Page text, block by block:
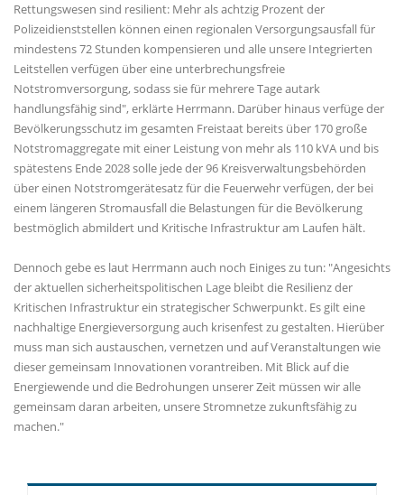
Rettungswesen sind resilient: Mehr als achtzig Prozent der
Polizeidienststellen können einen regionalen Versorgungsausfall für
mindestens 72 Stunden kompensieren und alle unsere Integrierten
Leitstellen verfügen über eine unterbrechungsfreie
Notstromversorgung, sodass sie für mehrere Tage autark
handlungsfähig sind", erklärte Herrmann. Darüber hinaus verfüge der
Bevölkerungsschutz im gesamten Freistaat bereits über 170 große
Notstromaggregate mit einer Leistung von mehr als 110 kVA und bis
spätestens Ende 2028 solle jede der 96 Kreisverwaltungsbehörden
über einen Notstromgerätesatz für die Feuerwehr verfügen, der bei
einem längeren Stromausfall die Belastungen für die Bevölkerung
bestmöglich abmildert und Kritische Infrastruktur am Laufen hält.
Dennoch gebe es laut Herrmann auch noch Einiges zu tun: "Angesichts
der aktuellen sicherheitspolitischen Lage bleibt die Resilienz der
Kritischen Infrastruktur ein strategischer Schwerpunkt. Es gilt eine
nachhaltige Energieversorgung auch krisenfest zu gestalten. Hierüber
muss man sich austauschen, vernetzen und auf Veranstaltungen wie
dieser gemeinsam Innovationen vorantreiben. Mit Blick auf die
Energiewende und die Bedrohungen unserer Zeit müssen wir alle
gemeinsam daran arbeiten, unsere Stromnetze zukunftsfähig zu
machen."